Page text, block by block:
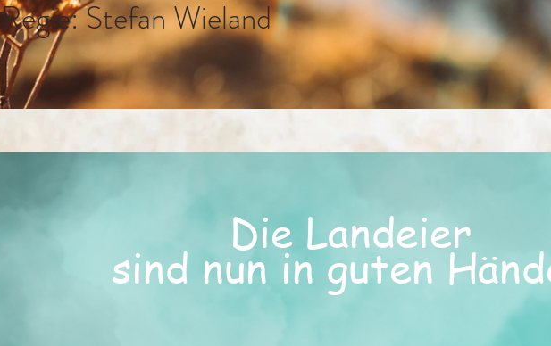
Regie: Stefan Wieland
Die Landeier
sind nun in guten